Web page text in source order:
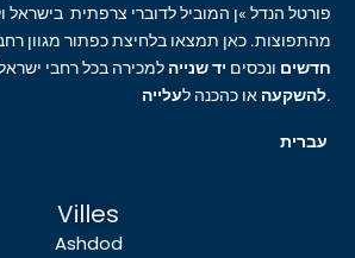
פורטל הנדל »ן המוביל לדוברי צרפתית בישראל
מהתפוצות. כאן תמצאו בלחיצת כפתור מגוון
חדשים ונכסים יד שנייה למכירה בכל רחבי
להשקעה או כהכנה לעלייה .
Villes
Ashdod